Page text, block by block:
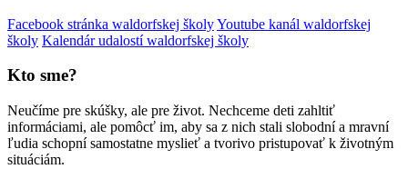
Facebook stránka waldorfskej školyYoutube kanál waldorfskej
školy Kalendár udalostí waldorfskej školy
Kto sme?
Neučíme pre skúšky, ale pre život. Nechceme deti zahltiť
informáciami, ale pomôcť im, aby sa z nich stali slobodní a mravní
ľudia schopní samostatne myslieť a tvorivo pristupovať k životným
situáciám.